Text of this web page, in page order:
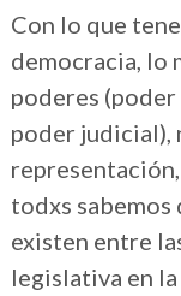
Con lo que
democracia, lo
poderes
poder judicial),
todxs sabemos
existen entre
legislativa en